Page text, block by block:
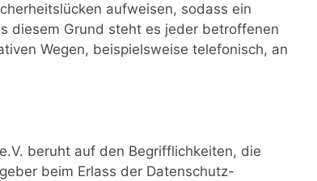
aufweisen, sodass ein
diesem Grund steht es jeder betroffenen
Wegen, beispielsweise telefonisch, an
beruht auf den Begrifflichkeiten, die
beim Erlass der Datenschutz-